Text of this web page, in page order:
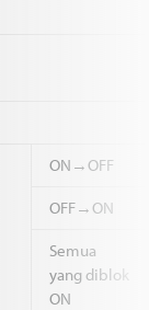
ON→OFF
OFF→ON
Semua
yang diblok
ON